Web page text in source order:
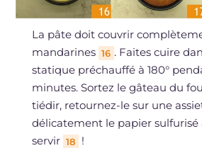
La pâte doit couvrir
mandarines 16 . Faites cuire
statique préchauffé à 180°
minutes. Sortez le gâteau du
tiédir, retournez-le sur une
délicatement le papier sulfurisé
servir 18 !